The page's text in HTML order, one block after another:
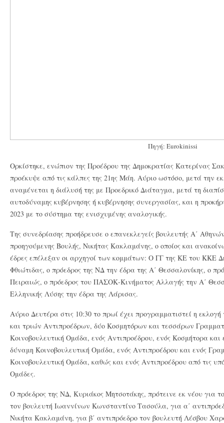
Πηγή: Eurokinissi
Ορκίστηκε, ενώπιον της Προέδρου της Δημοκρατίας Κατερίνας
προέκυψε από τις κάλπες της 21ης Μάη. Αύριο ωστόσο, μετά την
αναμένεται η διάλυσή της με Προεδρικό Διάταγμα, μετά τη
αυτοδύναμης κυβέρνησης ή κυβέρνησης συνεργασίας, και η
2023 με το σύστημα της ενισχυμένης αναλογικής.
Της συνεδρίασης προήδρευσε ο επανεκλεγείς βουλευτής Α΄
προηγούμενης Βουλής, Νικήτας Κακλαμάνης, ο οποίος και
έδρες επέλεξαν οι αρχηγοί των κομμάτων: Ο ΓΓ της ΚΕ του ΚΚΕ
Φθιώτιδας, ο πρόεδρος της ΝΔ την έδρα της Α΄ Θεσσαλονίκης, ο
Πειραιώς, ο πρόεδρος του ΠΑΣΟΚ-Κινήματος Αλλαγής την Α΄
Ελληνικής Λύσης την έδρα της Λάρισας.
Αύριο Δευτέρα στις 10:30 το πρωί έχει προγραμματιστεί η
και τριών Αντιπροέδρων, δύο Κοσμητόρων και τεσσάρων
Κοινοβουλευτική Ομάδα, ενός Αντιπροέδρου, ενός Κοσμήτορα
δύναμη Κοινοβουλευτική Ομάδα, ενός Αντιπροέδρου και ενός
Κοινοβουλευτική Ομάδα, καθώς και ενός Αντιπροέδρου από τις
Ομάδες.
Ο πρόεδρος της ΝΔ, Κυριάκος Μητσοτάκης, πρότεινε εκ νέου για
τον βουλευτή Ιωαννίνων Κωνσταντίνο Τασούλα, για α΄
Νικήτα Κακλαμάνη, για β΄ αντιπρόεδρο τον βουλευτή Λέσβου